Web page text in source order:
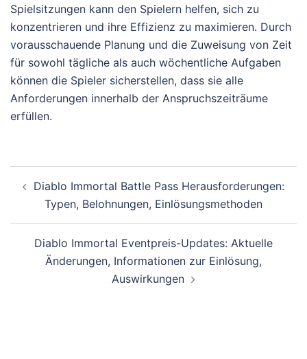
Spielsitzungen kann den Spielern helfen, sich zu
konzentrieren und ihre Effizienz zu maximieren. Durch
vorausschauende Planung und die Zuweisung von Zeit
für sowohl tägliche als auch wöchentliche Aufgaben
können die Spieler sicherstellen, dass sie alle
Anforderungen innerhalb der Anspruchszeiträume
erfüllen.
navigation
Diablo Immortal Battle Pass Herausforderungen:
Typen, Belohnungen, Einlösungsmethoden
Diablo Immortal Eventpreis-Updates: Aktuelle
Änderungen, Informationen zur Einlösung,
Auswirkungen